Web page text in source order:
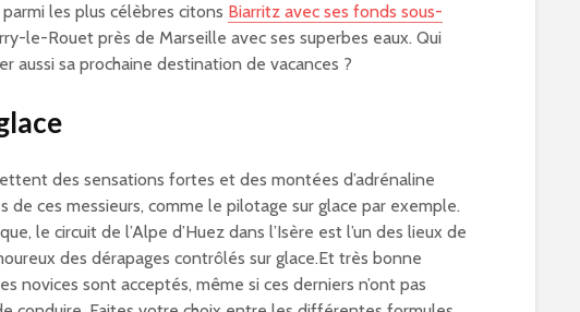
les plus célèbres citons Biarritz avec ses fonds sous-
le-Rouet près de Marseille avec ses superbes eaux. Qui
aussi sa prochaine destination de vacances ?
des sensations fortes et des montées d’adrénaline
de ces messieurs, comme le pilotage sur glace par exemple.
le circuit de l’Alpe d’Huez dans l’Isère est l’un des lieux de
des dérapages contrôlés sur glace.Et très bonne
novices sont acceptés, même si ces derniers n’ont pas